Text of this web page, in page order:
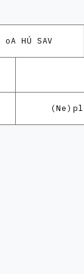
oA HÚ SAV